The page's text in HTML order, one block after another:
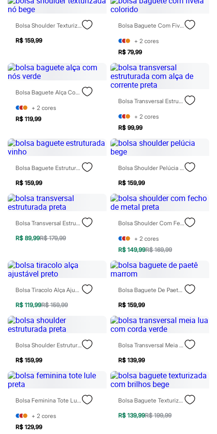
Chinelos
Sapatos
Sandálias e Papetes
Tênis
Moda esportiva
Camisetas
Calças
Regatas
Cuecas
Meias
Personagens
Plus size
Calças
Camisas
Casacos e Jaquetas
Jeans
Moda esportiva
Shorts e Bermudas
Todos os produtos
Em alta
Inverno
Novidades
0 a 24 meses
1 a 5 anos
4 a 12 anos
10 a 16 anos
Roupas menino
0 a 24 meses
1 a 5 anos
10 a 16 anos
Acessórios
Recém-nascido
Bolsas e Mochilas
Chapéus
Calçados
Botas
Chinelos
Pantufas
Bolsa Shoulder Texturizada Nó Bege
R$ 159,99
Bolsa Baguete Com Fivela Colorido
+ 2 cores
R$ 79,99
Bolsa Baguete Alça Com Nós Verde
+ 2 cores
R$ 119,99
Bolsa Transversal Estruturada Com Alça De Corrente Preta
+ 2 cores
R$ 99,99
Bolsa Baguete Estruturada Vinho
R$ 159,99
Bolsa Shoulder Pelúcia Bege
R$ 159,99
Bolsa Transversal Estruturada Preta
R$ 89,99R$ 179,99
Bolsa Shoulder Com Fecho De Metal Preta
+ 2 cores
R$ 149,99R$ 169,99
Bolsa Tiracolo Alça Ajustável Preto
R$ 119,99R$ 159,99
Bolsa Baguete De Paetê Marrom
R$ 159,99
Bolsa Shoulder Estruturada Preta
R$ 159,99
Bolsa Transversal Meia Lua Com Corda Verde
R$ 139,99
Bolsa Feminina Tote Lule Preta
+ 2 cores
R$ 129,99
Bolsa Baguete Texturizada Com Brilhos Bege
R$ 139,99R$ 199,99